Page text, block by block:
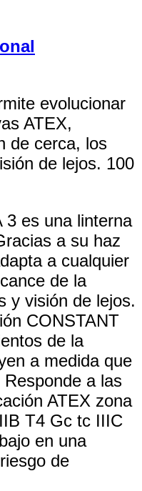
evolucionar
ATEX,
de cerca, los
de lejos. 100
3 es una linterna
a su haz
a cualquier
de la
y visión de lejos.
CONSTANT
de la
a medida que
a las
ATEX zona
T4 Gc tc IIIC
en una
de